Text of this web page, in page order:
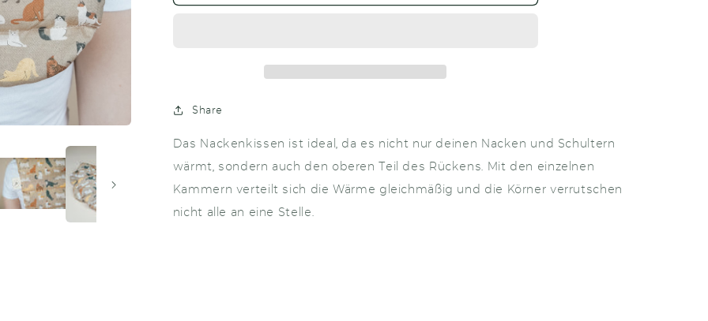
Share
Das Nackenkissen ist ideal, da es nicht nur deinen Nacken und Schultern
wärmt, sondern auch den oberen Teil des Rückens. Mit den einzelnen
Kammern verteilt sich die Wärme gleichmäßig und die Körner verrutschen
nicht alle an eine Stelle.